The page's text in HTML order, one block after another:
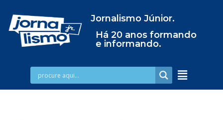
Jornalismo Júnior.
Há 20 anos formando
e informando.